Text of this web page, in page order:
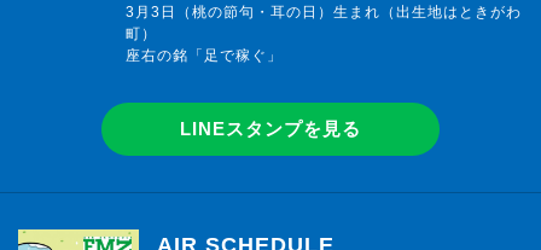
3月3日（桃の節句・耳の日）生まれ（出生地はときがわ
町）
座右の銘「足で稼ぐ」
LINEスタンプを見る
AIR SCHEDULE